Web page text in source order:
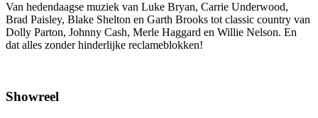
Van hedendaagse muziek van Luke Bryan, Carrie Underwood,
Brad Paisley, Blake Shelton en Garth Brooks tot classic country van
Dolly Parton, Johnny Cash, Merle Haggard en Willie Nelson. En
dat alles zonder hinderlijke reclameblokken!
Showreel